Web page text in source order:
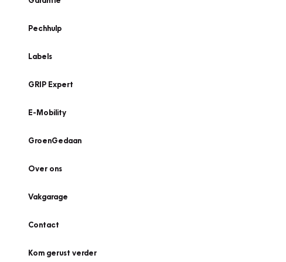
Pechhulp
Labels
GRIP Expert
E-Mobility
GroenGedaan
Over ons
Vakgarage
Contact
Kom gerust verder